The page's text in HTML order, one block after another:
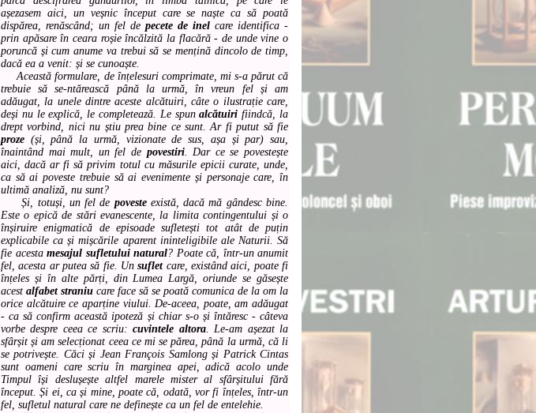
așezasem aici, un veșnic început care se naște ca să poată
dispărea, renăscând; un fel de pecete de inel care identifica -
prin apăsare în ceara roșie încălzită la flacără - de unde vine o
poruncă și cum anume va trebui să se mențină dincolo de timp,
dacă ea a venit: și se cunoaște.
Această formulare, de înțelesuri comprimate, mi s-a părut că
trebuie să se-ntărească până la urmă, în vreun fel și am
adăugat, la unele dintre aceste alcătuiri, câte o ilustrație care,
deși nu le explică, le completează. Le spunalcătuiri fiindcă, la
drept vorbind, nici nu știu prea bine ce sunt. Ar fi putut să fie
proze (și, până la urmă, vizionate de sus, așa și par) sau,
înaintând mai mult, un fel de povestiri. Dar ce se povestește
aici, dacă ar fi să privim totul cu măsurile epicii curate, unde,
ca să ai poveste trebuie să ai evenimente și personaje care, în
ultimă analiză, nu sunt?
Și, totuși, un fel de povesteexistă, dacă mă gândesc bine.
Este o epică de stări evanescente, la limita contingentului și o
înșiruire enigmatică de episoade sufletești tot atât de puțin
explicabile ca și mișcările aparent ininteligibile ale Naturii. Să
fie acesta mesajul sufletului natural? Poate că, într-un anumit
fel, acesta ar putea să fie. Unsufletcare, existând aici, poate fi
înțeles și în alte părți, din Lumea Largă, oriunde se găsește
acest alfabet straniu care face să se poată comunica de la om la
orice alcătuire ce aparține viului. De-aceea, poate, am adăugat
- ca să confirm această ipoteză și chiar s-o și întăresc - câteva
vorbe despre ceea ce scriu:cuvintele altora. Le-am așezat la
sfârșit și am selecționat ceea ce mi se părea, până la urmă, că li
se potrivește. Căci și Jean François Samlong și Patrick Cintas
sunt oameni care scriu în marginea apei, adică acolo unde
Timpul își deslușește altfel marele mister al sfârșitului fără
început. Și ei, ca și mine, poate că, odată, vor fi înțeles, într-un
fel, sufletul natural care ne definește ca un fel de entelehie.